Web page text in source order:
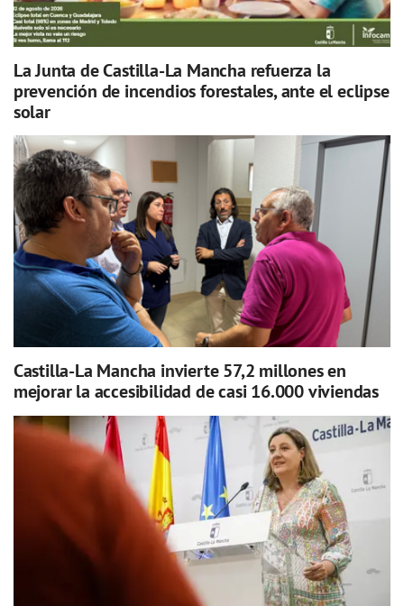
La Junta de Castilla-La Mancha refuerza la
prevención de incendios forestales, ante el eclipse
solar
Castilla-La Mancha invierte 57,2 millones en
mejorar la accesibilidad de casi 16.000 viviendas